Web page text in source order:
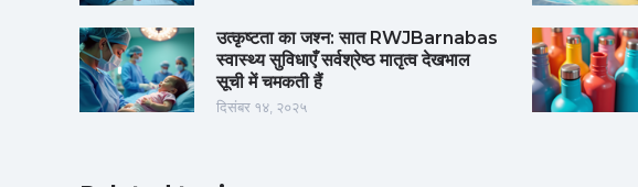
उत्कृष्टता का जश्न: सात RWJBarnabas
स्वास्थ्य सुविधाएँ सर्वश्रेष्ठ मातृत्व देखभाल
सूची में चमकती हैं
दिसंबर १४, २०२५